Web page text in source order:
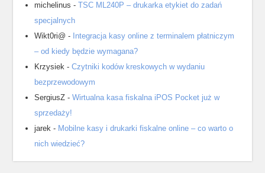
michelinus -TSC ML240P – drukarka etykiet do zadań
specjalnych
Wikt0ri@ - Integracja kasy online z terminalem płatniczym
– od kiedy będzie wymagana?
Krzysiek -Czytniki kodów kreskowych w wydaniu
bezprzewodowym
SergiusZ -Wirtualna kasa fiskalna iPOS Pocket już w
sprzedaży!
jarek - Mobilne kasy i drukarki fiskalne online – co warto o
nich wiedzieć?